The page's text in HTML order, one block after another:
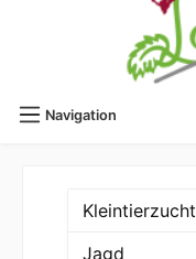
Navigation
Kleintierzucht
Jagd